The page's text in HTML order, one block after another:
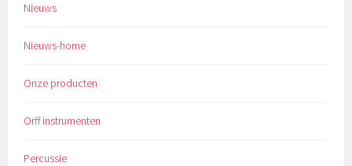
Nieuws
Nieuws-home
Onze producten
Orff instrumenten
Percussie